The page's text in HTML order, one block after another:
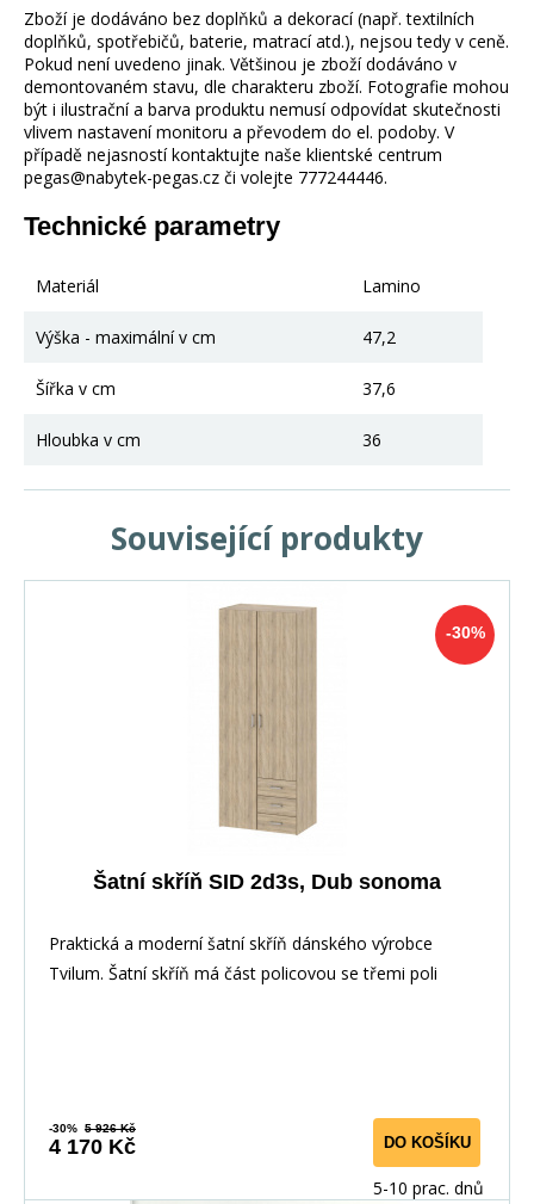
Zboží je dodáváno bez doplňků a dekorací (např. textilních
doplňků, spotřebičů, baterie, matrací atd.), nejsou tedy v ceně.
Pokud není uvedeno jinak. Většinou je zboží dodáváno v
demontovaném stavu, dle charakteru zboží. Fotografie mohou
být i ilustrační a barva produktu nemusí odpovídat skutečnosti
vlivem nastavení monitoru a převodem do el. podoby. V
případě nejasností kontaktujte naše klientské centrum
pegas@nabytek-pegas.cz či volejte 777244446.
Technické parametry
Materiál Lamino
Výška - maximální v cm 47,2
Šířka v cm 37,6
Hloubka v cm 36
Související produkty
-30%
Šatní skříň SID 2d3s, Dub sonoma
Praktická a moderní šatní skříň dánského výrobce
Tvilum. Šatní skříň má část policovou se třemi poli
-30% 5 926 Kč
4 170 Kč DO KOŠÍKU
5-10 prac. dnů